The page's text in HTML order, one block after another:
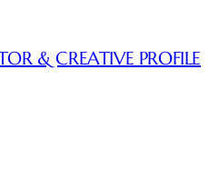
& CREATIVE PROFILE